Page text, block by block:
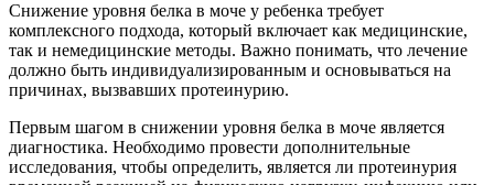
Снижение уровня белка в моче у ребенка требует
комплексного подхода, который включает как медицинские,
так и немедицинские методы. Важно понимать, что лечение
должно быть индивидуализированным и основываться на
причинах, вызвавших протеинурию.
Первым шагом в снижении уровня белка в моче является
диагностика. Необходимо провести дополнительные
исследования, чтобы определить, является ли протеинурия